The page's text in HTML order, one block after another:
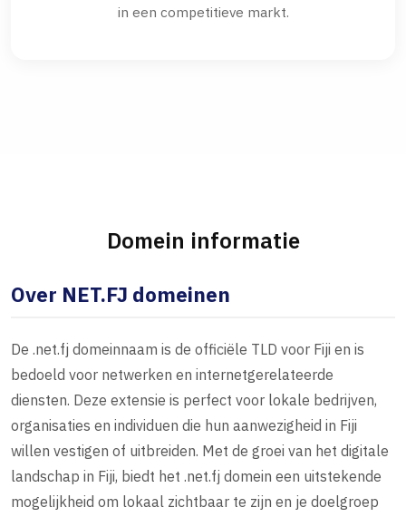
in een competitieve markt.
Domein informatie
Over NET.FJ domeinen
De .net.fj domeinnaam is de officiële TLD voor Fiji en is
bedoeld voor netwerken en internetgerelateerde
diensten. Deze extensie is perfect voor lokale bedrijven,
organisaties en individuen die hun aanwezigheid in Fiji
willen vestigen of uitbreiden. Met de groei van het digitale
landschap in Fiji, biedt het .net.fj domein een uitstekende
mogelijkheid om lokaal zichtbaar te zijn en je doelgroep